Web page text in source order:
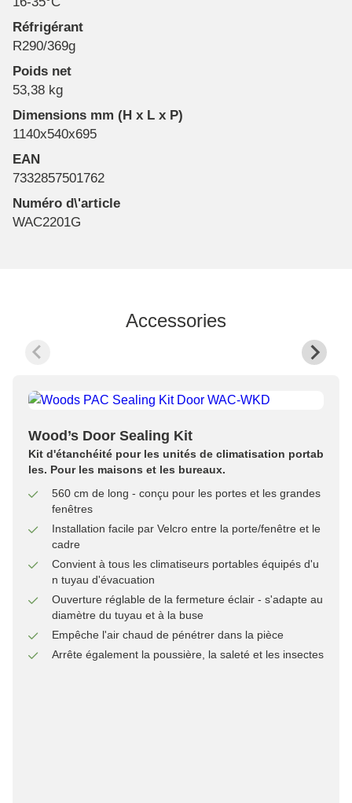
Réfrigérant
R290/369g
Poids net
53,38 kg
Dimensions mm (H x L x P)
1140x540x695
EAN
7332857501762
Numéro d\'article
WAC2201G
Accessories
Wood’s Door Sealing Kit
Kit d'étanchéité pour les unités de climatisation portab
les. Pour les maisons et les bureaux.
560 cm de long - conçu pour les portes et les grandes
fenêtres
Installation facile par Velcro entre la porte/fenêtre et le
cadre
Convient à tous les climatiseurs portables équipés d'u
n tuyau d'évacuation
Ouverture réglable de la fermeture éclair - s'adapte au
diamètre du tuyau et à la buse
Empêche l'air chaud de pénétrer dans la pièce
Arrête également la poussière, la saleté et les insectes